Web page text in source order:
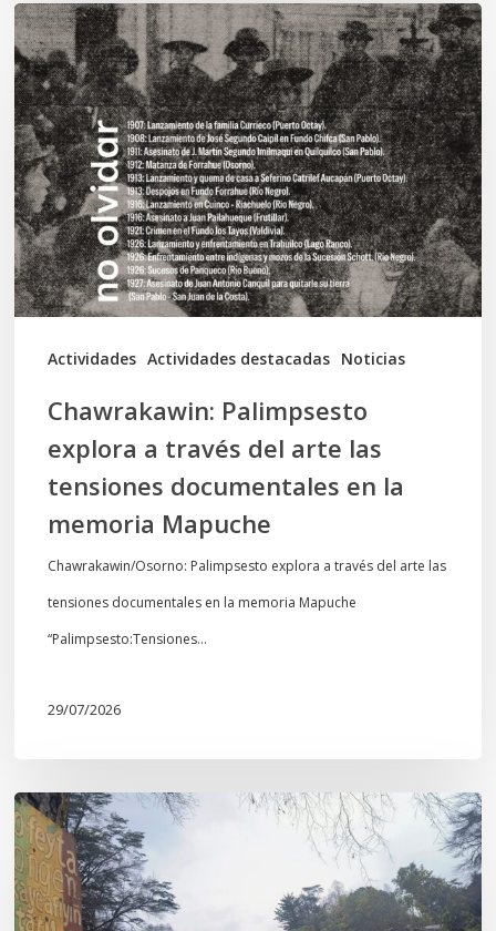
Actividades Actividades destacadas Noticias
Chawrakawin:
Palimpsesto
explora
a
través
del
arte
las
tensiones
documentales
memoria
Mapuche
Chawrakawin: Palimpsesto
explora a través del arte las
tensiones documentales en la
memoria Mapuche
Chawrakawin/Osorno: Palimpsesto explora a través del arte las
tensiones documentales en la memoria Mapuche
“Palimpsesto:Tensiones…
29/07/2026
En
defensa
del
Salto